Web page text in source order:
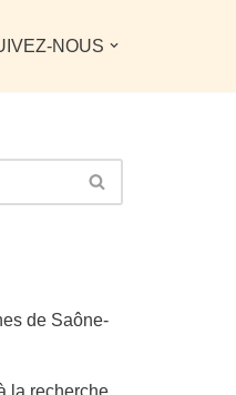
NOUS
de Saône-
la recherche